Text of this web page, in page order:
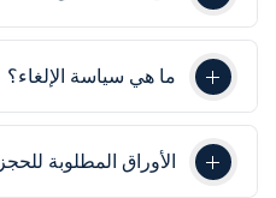
ما هي سياسة الإلغاء؟
الأوراق المطلوبة للحجز